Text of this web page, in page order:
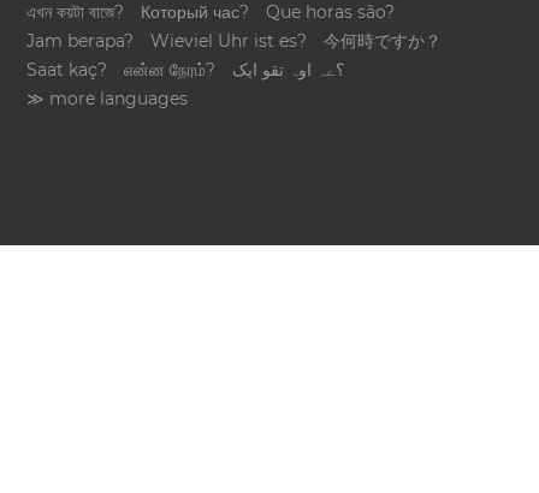
এখন কয়টা বাজে?
Который час?
Que horas são?
Jam berapa?
Wieviel Uhr ist es?
今何時ですか？
Saat kaç?
என்ன நேரம்?
؟ےہ اوہ تقو ایک
≫ more languages